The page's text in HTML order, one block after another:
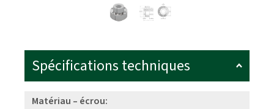
Spécifications techniques
Matériau – écrou: